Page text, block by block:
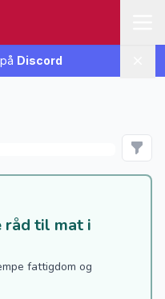
Discord
råd til mat i
fattigdom og